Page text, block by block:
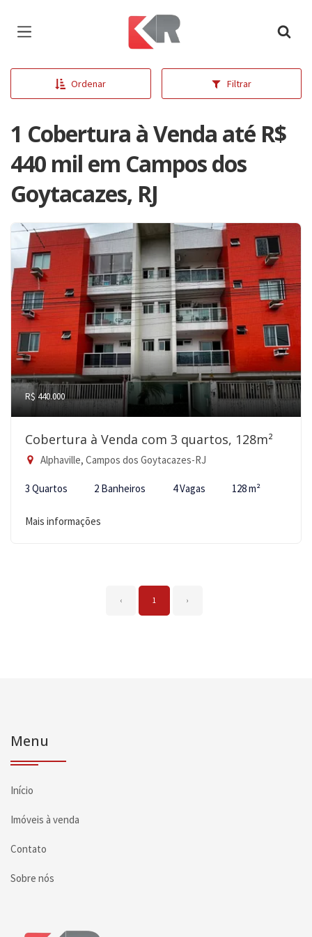
Página inicial
Ordenar Filtrar
1 Cobertura à Venda até R$
440 mil em Campos dos
Goytacazes, RJ
R$ 440.000
Cobertura à Venda com 3 quartos, 128m²
Alphaville, Campos dos Goytacazes-RJ
3 Quartos 2 Banheiros 4 Vagas 128 m²
Mais informações
‹ 1 ›
Menu
Início
Imóveis à venda
Contato
Sobre nós